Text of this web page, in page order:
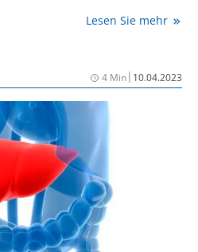
Wochen auch ohne
werden können, erklärt
Lesen Sie mehr
4 Min| 10.04.2023